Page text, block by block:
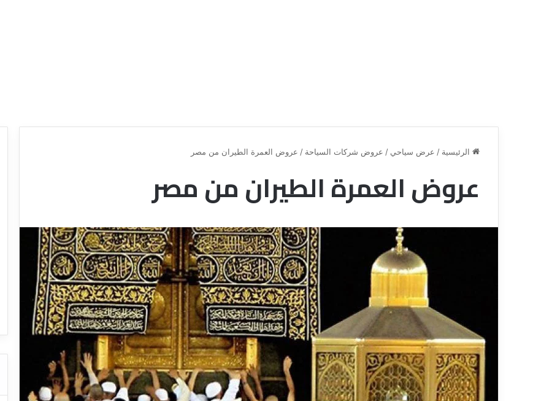
الرئيسية / عرض سياحي / عروض شركات السياحة / عروض العمرة الطيران من مصر
عروض العمرة الطيران من مصر
قناة للسياحة دوت كوم – عروض
ر
ض
ش
ر
ت
ل
ن
ق
ل
ا
ل
س
عروض شركات النقل السياحي
ل
ش
ر
ك
ا
ت
ا
ل
ن
ق
ل
ا
ل
س
دليل شركات النقل السياحي